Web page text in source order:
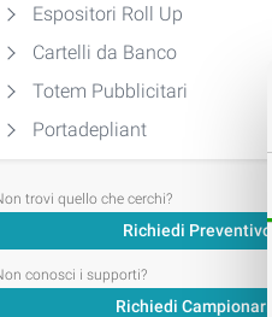
Espositori Roll Up
Cartelli da Banco
Totem Pubblicitari
Portadepliant
trovi quello che cerchi?
Richiedi Preventivo
conosci i supporti?
Richiedi Campionario